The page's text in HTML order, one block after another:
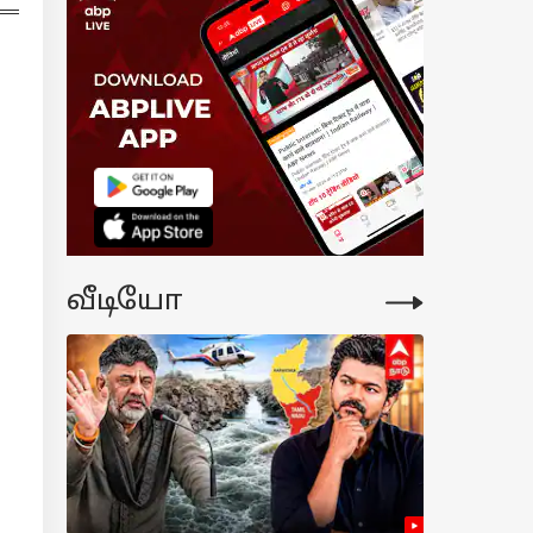
வீடியோ
கடைசி..!
வரி
அபராதம் -
அவகாசம்